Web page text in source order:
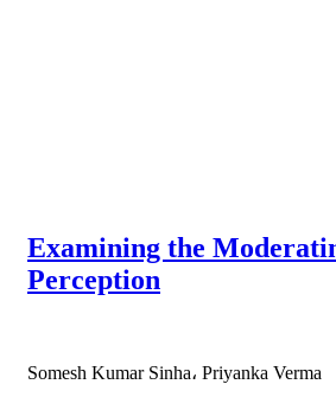
Examining the
Perception
Somesh Kumar Sinha، Priyanka Verma